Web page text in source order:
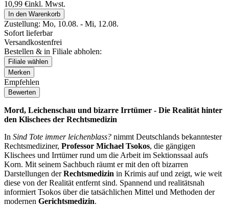
10,99 €inkl. Mwst.
In den Warenkorb
Zustellung: Mo, 10.08. - Mi, 12.08.
Sofort lieferbar
Versandkostenfrei
Bestellen & in Filiale abholen:
Filiale wählen
Merken
Empfehlen
Bewerten
Mord, Leichenschau und bizarre Irrtümer - Die Realität hinter
den Klischees der Rechtsmedizin
In Sind Tote immer leichenblass? nimmt Deutschlands bekanntester
Rechtsmediziner, Professor Michael Tsokos, die gängigen
Klischees und Irrtümer rund um die Arbeit im Sektionssaal aufs
Korn. Mit seinem Sachbuch räumt er mit den oft bizarren
Darstellungen derRechtsmedizin in Krimis auf und zeigt, wie weit
diese von der Realität entfernt sind. Spannend und realitätsnah
informiert Tsokos über die tatsächlichen Mittel und Methoden der
modernen Gerichtsmedizin.